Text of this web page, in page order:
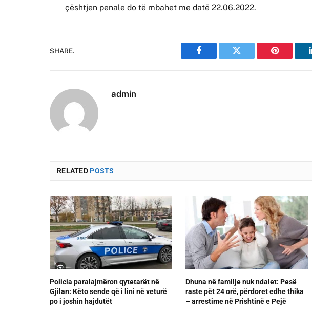
çështjen penale do të mbahet me datë 22.06.2022.
SHARE.
Facebook Twitter Pinterest
admin
RELATEDPOSTS
Policia paralajmëron qytetarët në
Gjilan: Këto sende që i lini në veturë
po i joshin hajdutët
Dhuna në familje nuk ndalet: Pesë
raste pët 24 orë, përdoret edhe thika
– arrestime në Prishtinë e Pejë